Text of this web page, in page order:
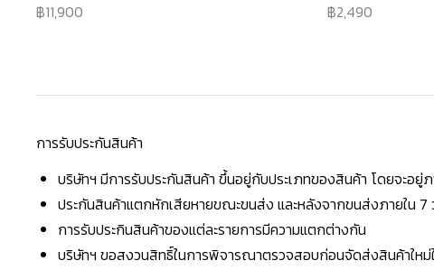
11,900 2,490
การรับประกันสินค้า
บริษัทฯ มีการรับประกันสินค้า ขึ้นอยู่กับประเภทของสินค้า โดยจะอ
ประกันสินค้าแตกหักเสียหายขณะขนส่ง และหลังจากขนส่งภายใน 7
การรับประกินสินค้าของแต่ละรายการมีความแตกต่างกัน
บริษัทฯ ขอสงวนสิทธิ์ในการพิจารณาตรวจสอบก่อนจัดส่งสินค้าใหม่